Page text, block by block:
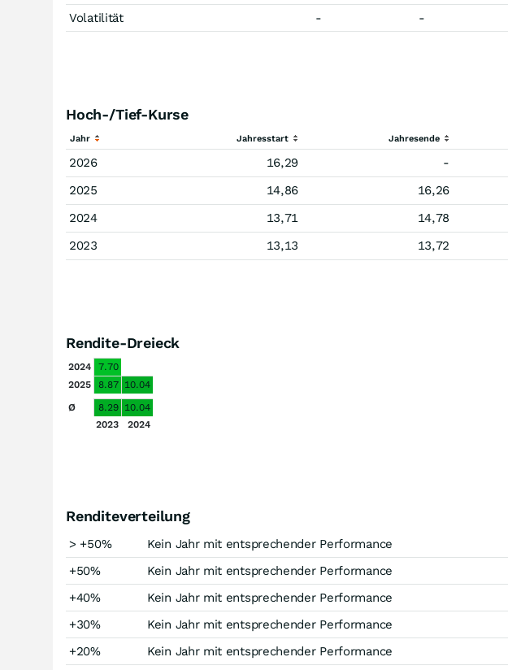
Volatilität
- -
Hoch-/Tief-Kurse
Jahr Jahresstart Jahresende
2026 16,29 -
2025
14,86 16,26
2024
13,71 14,78
2023
13,13 13,72
Rendite-Dreieck
2024
7.70
2025
8.87 10.04
Ø
8.29 10.04
2023
2024
Renditeverteilung
> +50%
Kein Jahr mit entsprechender Performance
+50%
Kein Jahr mit entsprechender Performance
+40%
Kein Jahr mit entsprechender Performance
+30%
Kein Jahr mit entsprechender Performance
+20%
Kein Jahr mit entsprechender Performance